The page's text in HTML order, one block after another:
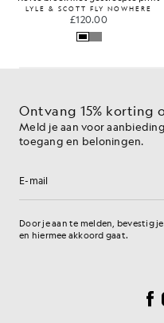
LYLE & SCOTT FLY NOWHERE
£120.00
Ontvang 15% korting
Meld je aan voor
toegang en beloningen.
E-mailadres
Door je aan te melden, bevestig
en hiermee akkoord gaat.